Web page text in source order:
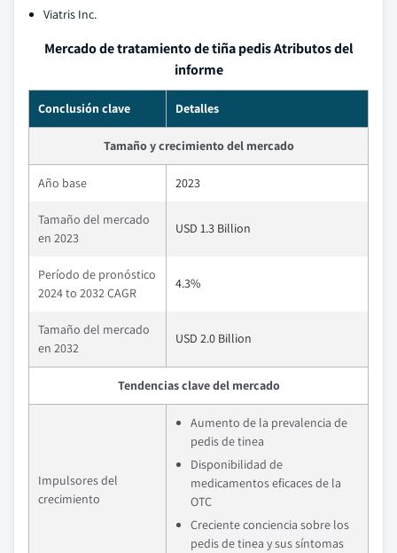
Viatris Inc.
Mercado de tratamiento de tiña pedis Atributos del
informe
Conclusión clave Detalles
Tamaño y crecimiento del mercado
Año base 2023
Tamaño del mercado
en 2023
USD 1.3 Billion
Período de pronóstico
2024 to 2032 CAGR
4.3%
Tamaño del mercado
en 2032
USD 2.0 Billion
Tendencias clave del mercado
Impulsores del
crecimiento
Aumento de la prevalencia de
pedis de tinea
Disponibilidad de
medicamentos eficaces de la
OTC
Creciente conciencia sobre los
pedis de tinea y sus síntomas